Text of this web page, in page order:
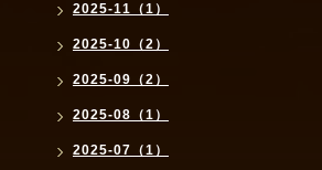
2025-11（1）
2025-10（2）
2025-09（2）
2025-08（1）
2025-07（1）